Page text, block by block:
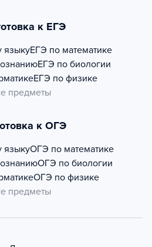
к ЕГЭ
языкуЕГЭ по математике
ЕГЭ по биологии
ЕГЭ по физике
предметы
к ОГЭ
языкуОГЭ по математике
ОГЭ по биологии
ОГЭ по физике
предметы